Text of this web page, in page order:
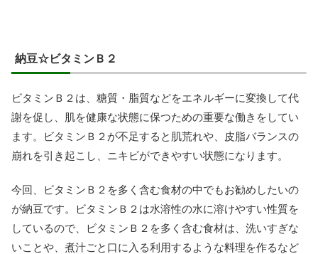
納豆☆ビタミンＢ２
ビタミンＢ２は、糖質・脂質などをエネルギーに変換して代
謝を促し、肌を健康な状態に保つための重要な働きをしてい
ます。ビタミンＢ２が不足すると肌荒れや、皮脂バランスの
崩れを引き起こし、ニキビができやすい状態になります。
今回、ビタミンＢ２を多く含む食材の中でもお勧めしたいの
が納豆です。ビタミンＢ２は水溶性の水に溶けやすい性質を
しているので、ビタミンＢ２を多く含む食材は、洗いすぎな
いことや、煮汁ごと口に入る利用するような料理を作るなど